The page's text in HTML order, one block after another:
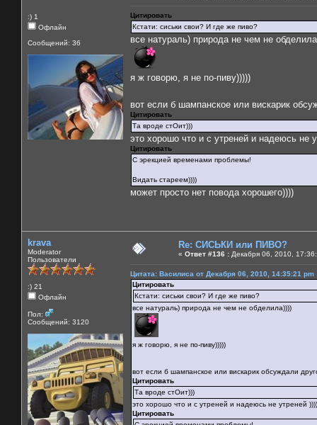
:) 1
Офлайн
Сообщений: 36
Цитировать
Кстати: сиськи свои? И где же пиво?
все натураль) природа не чем не
я ж говорю, я не по-пиву)))))
вот если б шампанское или вискарик
Цитировать
Та вроде стОит)))
это хорошо что и с утреней и надеюсь не
Цитировать
С эрекцией временами проблемы!
Видать стареем))))
может просто нет повода хорошего))))
krava
Moderator
Пользователи
:) 21
Офлайн
Пол:
Сообщений: 3120
Re: СИСЬКИ или ПИВО?
« Ответ #136 : Декабря 06, 2010,
Цитата: Василиса от Декабря 06, 2010, 14:35:21 pm
Цитировать
Кстати: сиськи свои? И где же пиво?
все натураль) природа не чем не обделила))))
я ж говорю, я не по-пиву)))))
вот если б шампанское или вискарик обсуждали
Цитировать
Та вроде стОит)))
это хорошо что и с утреней и надеюсь не утреней
Цитировать